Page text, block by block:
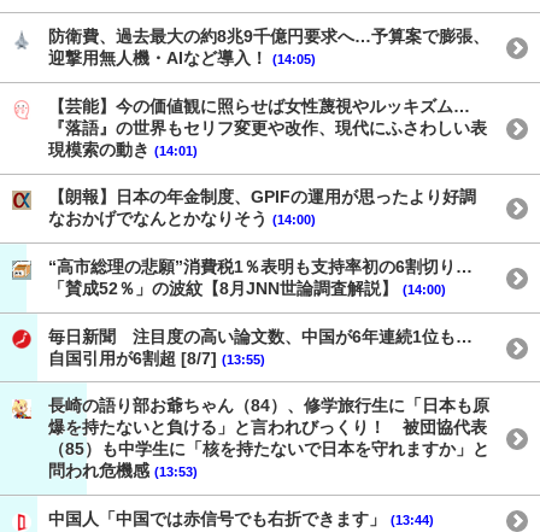
防衛費、過去最大の約8兆9千億円要求へ…予算案で膨張、
迎撃用無人機・AIなど導入！
(14:05)
【芸能】今の価値観に照らせば女性蔑視やルッキズム…
『落語』の世界もセリフ変更や改作、現代にふさわしい表
現模索の動き (14:01)
【朗報】日本の年金制度、GPIFの運用が思ったより好調
なおかげでなんとかなりそう (14:00)
“高市総理の悲願”消費税1％表明も支持率初の6割切り…
「賛成52％」の波紋【8月JNN世論調査解説】
(14:00)
毎日新聞 注目度の高い論文数、中国が6年連続1位も…
自国引用が6割超 [8/7] (13:55)
長崎の語り部お爺ちゃん（84）、修学旅行生に「日本も原
爆を持たないと負ける」と言われびっくり！ 被団協代表
（85）も中学生に「核を持たないで日本を守れますか」と
問われ危機感 (13:53)
中国人「中国では赤信号でも右折できます」 (13:44)